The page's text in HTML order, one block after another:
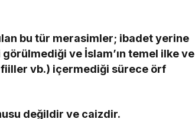
bu tür merasimler; ibadet yerine
ve İslam’ın temel ilke ve
vb.) içermediği sürece örf
değildir ve caizdir.